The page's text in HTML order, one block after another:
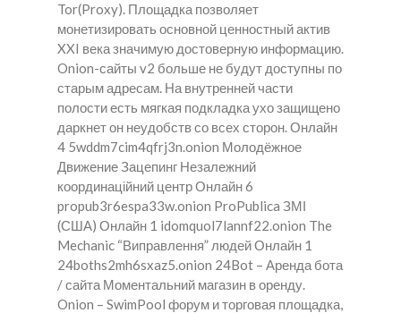
Tor(Proxy). Площадка позволяет
монетизировать основной ценностный актив
XXI века значимую достоверную информацию.
Onion-сайты v2 больше не будут доступны по
старым адресам. На внутренней части
полости есть мягкая подкладка ухо защищено
даркнет он неудобств со всех сторон. Онлайн
4 5wddm7cim4qfrj3n.onion Молодёжное
Движение Зацепинг Незалежний
координаційний центр Онлайн 6
propub3r6espa33w.onion ProPublica ЗМІ
(США) Онлайн 1 idomquol7lannf22.onion The
Mechanic “Виправлення” людей Онлайн 1
24boths2mh6sxaz5.onion 24Bot – Аренда бота
/ сайта Моментальний магазин в оренду.
Onion – SwimPool форум и торговая площадка,